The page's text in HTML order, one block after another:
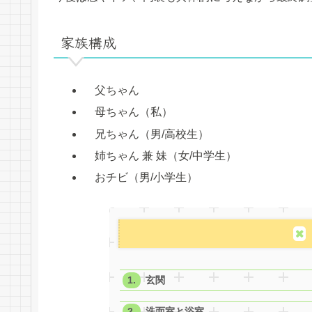
家族構成
父ちゃん
母ちゃん（私）
兄ちゃん（男/高校生）
姉ちゃん 兼 妹（女/中学生）
おチビ（男/小学生）
玄関